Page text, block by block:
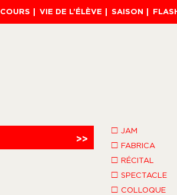
VIE DE L’ÉLÈVE SAISON
>>
□ JAM
□ FABRICA
□ RÉCITAL
□ SPECTACLE
□ COLLOQUE